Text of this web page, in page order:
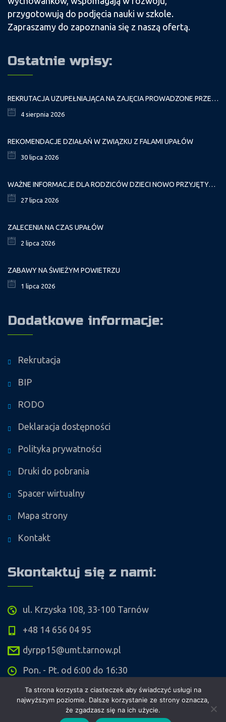
przygotowują do podjęcia nauki w szkole.
Zapraszamy do zapoznania się z naszą ofertą.
Ostatnie wpisy:
REKRUTACJA UZUPEŁNIAJĄCA NA ZAJĘCIA PROWADZONE PRZEZ PAŁAC MŁODZIEŻY W ROKU SZKOLNYM 2026/2027
4 sierpnia 2026
REKOMENDACJE DZIAŁAŃ W ZWIĄZKU Z FALAMI UPAŁÓW
30 lipca 2026
WAŻNE INFORMACJE DLA RODZICÓW DZIECI NOWO PRZYJĘTYCH GR. I
27 lipca 2026
ZALECENIA NA CZAS UPAŁÓW
2 lipca 2026
ZABAWY NA ŚWIEŻYM POWIETRZU
1 lipca 2026
Dodatkowe informacje:
Rekrutacja
BIP
RODO
Deklaracja dostępności
Polityka prywatności
Druki do pobrania
Spacer wirtualny
Mapa strony
Kontakt
Skontaktuj się z nami:
ul. Krzyska 108, 33-100 Tarnów
+48 14 656 04 95
dyrpp15@umt.tarnow.pl
Pon. - Pt. od 6:00 do 16:30
Przedszkole Publiczne nr 15 w Tarnowie
Ta strona korzysta z ciasteczek aby świadczyć usługi na
najwyższym poziomie. Dalsze korzystanie ze strony oznacza,
że zgadzasz się na ich użycie.